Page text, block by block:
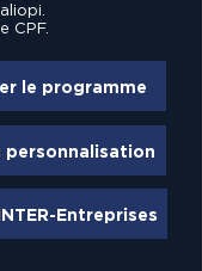
CPF.
le programme
personnalisation
Entreprises